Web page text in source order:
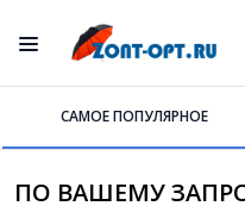
САМОЕ ПОПУЛЯРНОЕ
ПО ВАШЕМУ